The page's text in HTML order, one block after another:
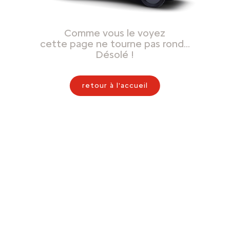
Comme vous le voyez
cette page ne tourne pas rond…
Désolé !
retour à l'accueil